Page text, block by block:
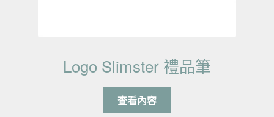
Logo Slimster 禮品筆
查看內容